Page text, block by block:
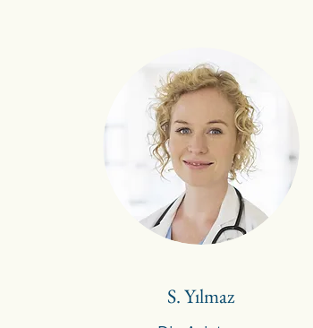
S. Yılmaz